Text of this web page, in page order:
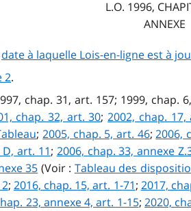
L.O. 1996,
ANNEXE
date à laquelle Lois-en-ligne est à
2.
chap. 31, art. 157; 1999, chap.
chap. 32, art. 30;2002, chap.
;2005, chap. 5, art. 46;2006,
art. 11; 2006, chap. 33, annexe
35 (Voir : Tableau des
; 2016, chap. 15, art. 1-71; 2017,
23, annexe 4, art. 1-15; 2020,